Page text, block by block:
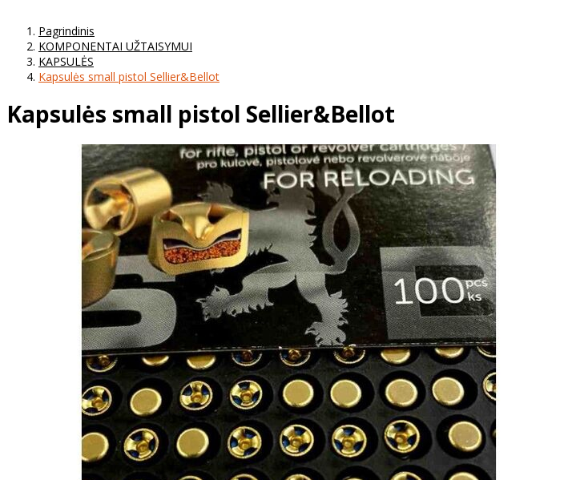
Pagrindinis
KOMPONENTAI UŽTAISYMUI
KAPSULĖS
Kapsulės small pistol Sellier&Bellot
Kapsulės small pistol Sellier&Bellot